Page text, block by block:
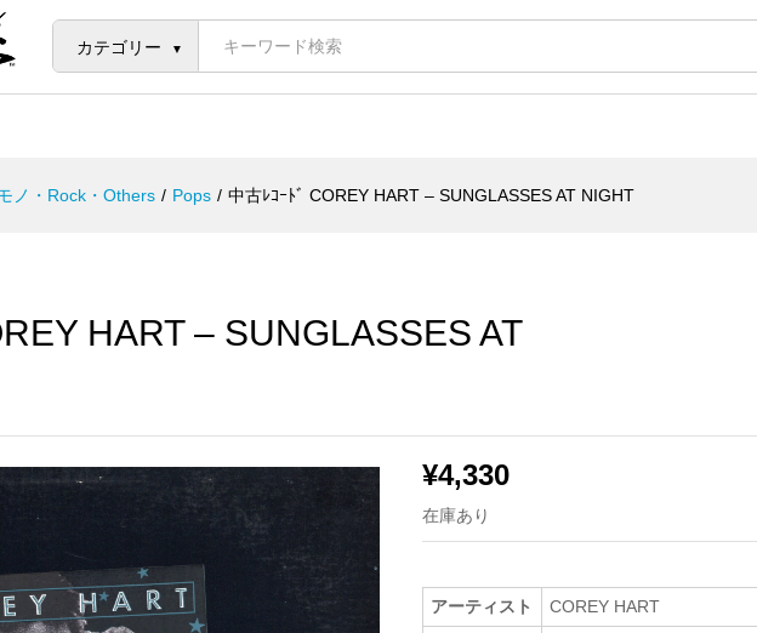
カテゴリー
ノ・Rock・Others / Pops / 中古ﾚｺｰﾄﾞ COREY HART – SUNGLASSES AT NIGHT
HART – SUNGLASSES AT
¥4,330
在庫あり
アーティスト
COREY HART
HART - SUNGLASSES AT NIGHT